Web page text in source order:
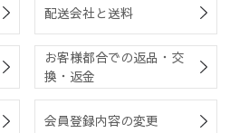
配送会社と送料
お客様都合での返品・交
換・返金
会員登録内容の変更